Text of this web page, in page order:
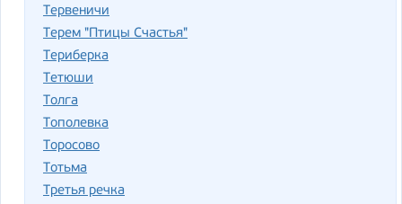
Тервеничи
Терем "Птицы Счастья"
Териберка
Тетюши
Толга
Тополевка
Торосово
Тотьма
Третья речка